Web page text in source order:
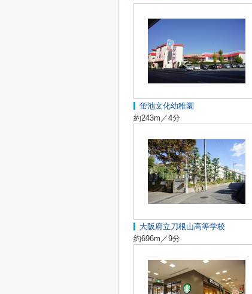
蛍池文化幼稚園
約243m／4分
大阪府立刀根山高等学校
約696m／9分